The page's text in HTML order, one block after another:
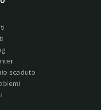
scaduto